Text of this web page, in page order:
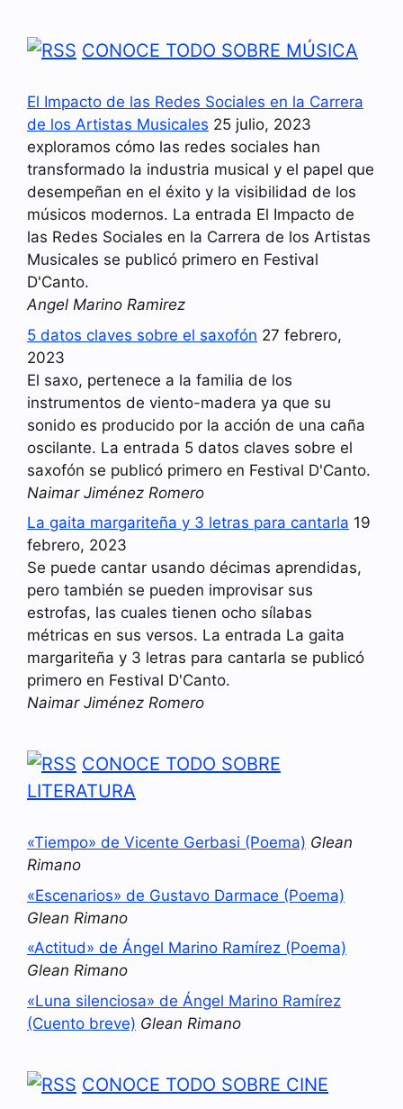
CONOCE TODO SOBRE MÚSICA
El Impacto de las Redes Sociales en la Carrera
de los Artistas Musicales 25 julio, 2023
exploramos cómo las redes sociales han
transformado la industria musical y el papel que
desempeñan en el éxito y la visibilidad de los
músicos modernos. La entrada El Impacto de
las Redes Sociales en la Carrera de los Artistas
Musicales se publicó primero en Festival
D'Canto.
Angel Marino Ramirez
5 datos claves sobre el saxofón 27 febrero,
2023
El saxo, pertenece a la familia de los
instrumentos de viento-madera ya que su
sonido es producido por la acción de una caña
oscilante. La entrada 5 datos claves sobre el
saxofón se publicó primero en Festival D'Canto.
Naimar Jiménez Romero
La gaita margariteña y 3 letras para cantarla 19
febrero, 2023
Se puede cantar usando décimas aprendidas,
pero también se pueden improvisar sus
estrofas, las cuales tienen ocho sílabas
métricas en sus versos. La entrada La gaita
margariteña y 3 letras para cantarla se publicó
primero en Festival D'Canto.
Naimar Jiménez Romero
CONOCE TODO SOBRE
LITERATURA
«Tiempo» de Vicente Gerbasi (Poema) Glean
Rimano
«Escenarios» de Gustavo Darmace (Poema)
Glean Rimano
«Actitud» de Ángel Marino Ramírez (Poema)
Glean Rimano
«Luna silenciosa» de Ángel Marino Ramírez
(Cuento breve) Glean Rimano
CONOCE TODO SOBRE CINE